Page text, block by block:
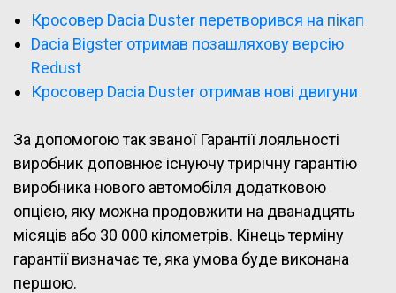
Кросовер Dacia Duster перетворився на пікап
Dacia Bigster отримав позашляхову версію
Redust
Кросовер Dacia Duster отримав нові двигуни
За допомогою так званої Гарантії лояльності
виробник доповнює існуючу трирічну гарантію
виробника нового автомобіля додатковою
опцією, яку можна продовжити на дванадцять
місяців або 30 000 кілометрів. Кінець терміну
гарантії визначає те, яка умова буде виконана
першою.